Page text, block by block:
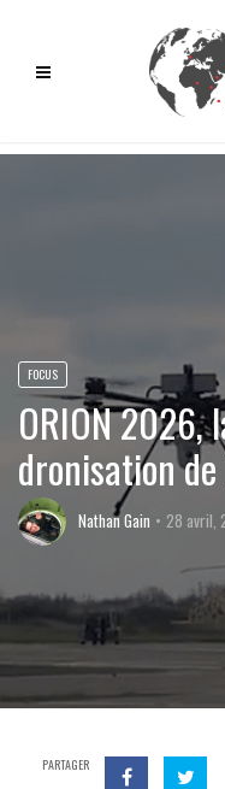
FOCUS
ORION 2026,
dronisation
Nathan Gain 28 avril,
PARTAGER